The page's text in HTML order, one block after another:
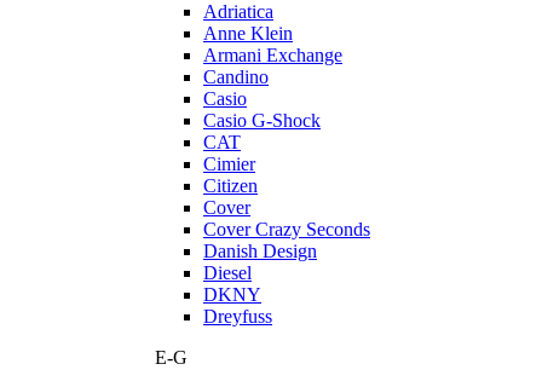
Adriatica
Anne Klein
Armani Exchange
Candino
Casio
Casio G-Shock
CAT
Cimier
Citizen
Cover
Cover Crazy Seconds
Danish Design
Diesel
DKNY
Dreyfuss
E-G